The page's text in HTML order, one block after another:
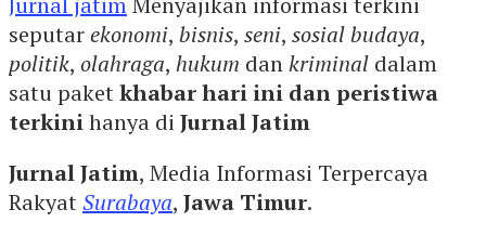
seputarekonomi, bisnis, seni, sosial budaya,
politik, olahraga, hukum dankriminal dalam
satu paketkhabar hari ini dan peristiwa
terkinihanya di Jurnal Jatim
Jurnal Jatim, Media Informasi Terpercaya
RakyatSurabaya, Jawa Timur.